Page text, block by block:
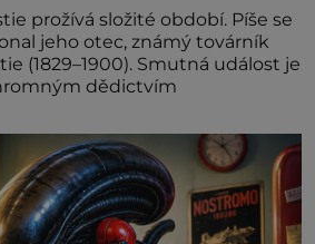
prožívá složité období. Píše se
jeho otec, známý továrník
(1829–1900). Smutná událost je
dědictvím